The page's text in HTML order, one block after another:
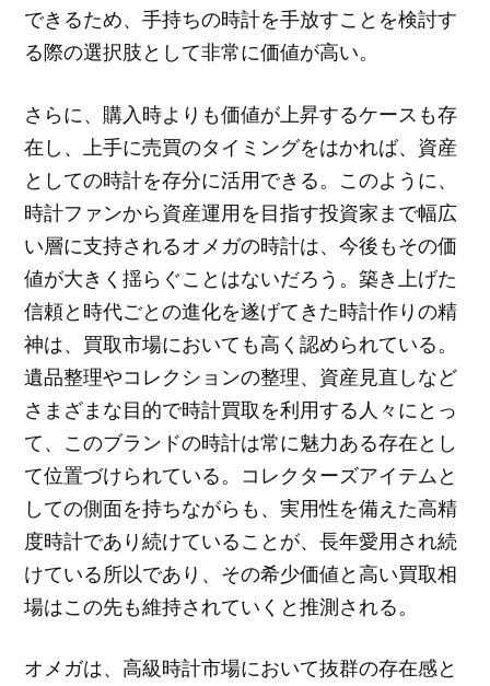
できるため、手持ちの時計を手放すことを検討す
る際の選択肢として非常に価値が高い。
さらに、購入時よりも価値が上昇するケースも存
在し、上手に売買のタイミングをはかれば、資産
としての時計を存分に活用できる。このように、
時計ファンから資産運用を目指す投資家まで幅広
い層に支持されるオメガの時計は、今後もその価
値が大きく揺らぐことはないだろう。築き上げた
信頼と時代ごとの進化を遂げてきた時計作りの精
神は、買取市場においても高く認められている。
遺品整理やコレクションの整理、資産見直しなど
さまざまな目的で時計買取を利用する人々にとっ
て、このブランドの時計は常に魅力ある存在とし
て位置づけられている。コレクターズアイテムと
しての側面を持ちながらも、実用性を備えた高精
度時計であり続けていることが、長年愛用され続
けている所以であり、その希少価値と高い買取相
場はこの先も維持されていくと推測される。
オメガは、高級時計市場において抜群の存在感と